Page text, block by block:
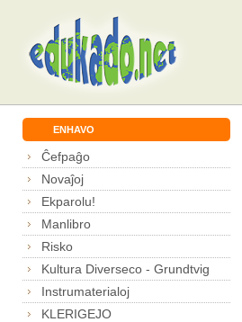
ENHAVO
Ĉefpaĝo
Novaĵoj
Ekparolu!
Manlibro
Risko
Kultura Diverseco - Grundtvig
Instrumaterialoj
KLERIGEJO